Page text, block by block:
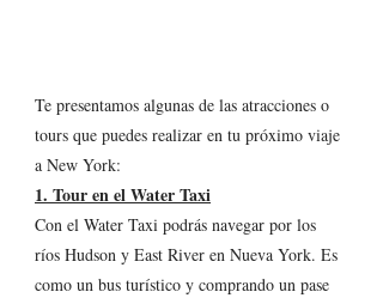
Te presentamos algunas de las atracciones o
tours que puedes realizar en tu próximo viaje
a New York:
1. Tour en el Water Taxi
Con el Water Taxi podrás navegar por los
ríos Hudson y East River en Nueva York. Es
como un bus turístico y comprando un pase